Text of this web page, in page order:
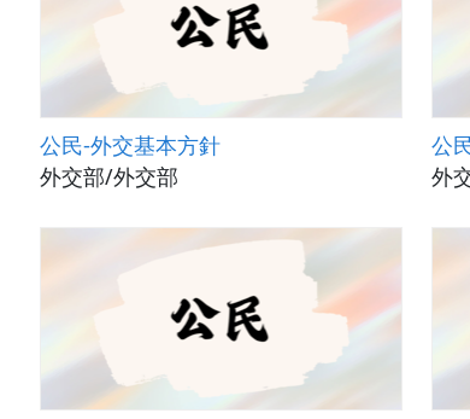
公民-外交基本方針
外交部/外交部
公
外